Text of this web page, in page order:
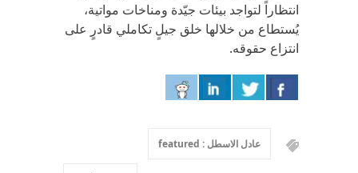
انتظاراً لتواجد بيئات جيّدة ومناخات مواتية،
يُستطاع من خلالها خلق جيلٍ تكاملي قادرٍ على
انتزاع حقوقه.
عادل الاسطل : featured